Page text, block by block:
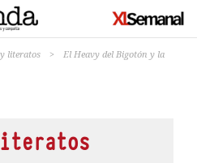
literatos >
El Heavy del Bigotón y la